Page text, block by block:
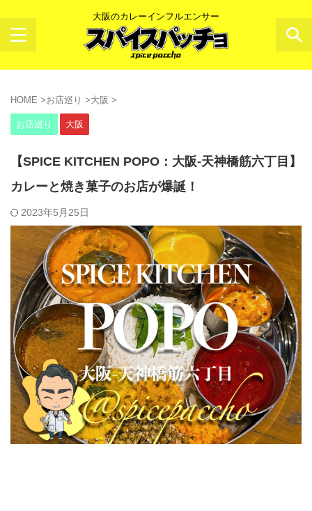
大阪のカレーインフルエンサー
HOME >お店巡り >大阪 >
お店巡り 大阪
【SPICE KITCHEN POPO：大阪-天神橋筋六丁目】
カレーと焼き菓子のお店が爆誕！
2023年5月25日